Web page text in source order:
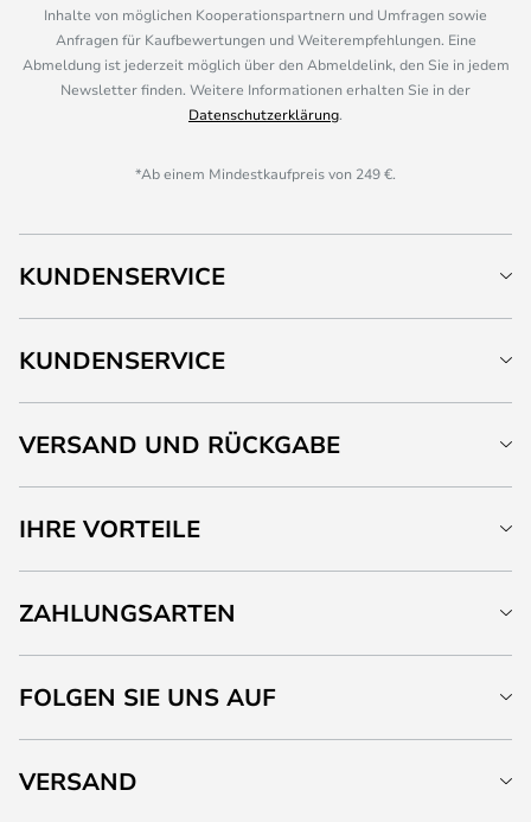
Inhalte von möglichen Kooperationspartnern und Umfragen sowie
Anfragen für Kaufbewertungen und Weiterempfehlungen. Eine
Abmeldung ist jederzeit möglich über den Abmeldelink, den Sie in jedem
Newsletter finden. Weitere Informationen erhalten Sie in der
Datenschutzerklärung.
*Ab einem Mindestkaufpreis von 249 €.
KUNDENSERVICE
KUNDENSERVICE
VERSAND UND RÜCKGABE
IHRE VORTEILE
ZAHLUNGSARTEN
FOLGEN SIE UNS AUF
VERSAND